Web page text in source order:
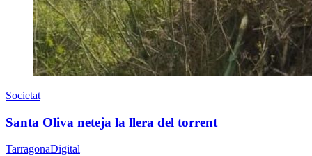
Societat
Santa Oliva neteja la llera del torrent
TarragonaDigital